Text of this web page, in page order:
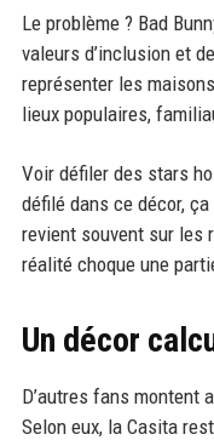
Le problème ? Bad
valeurs d’inclusion et
représenter les
lieux populaires,
Voir défiler des stars
défilé dans ce décor,
revient souvent sur les
réalité choque une
Un décor
D’autres fans montent
Selon eux, la Casita